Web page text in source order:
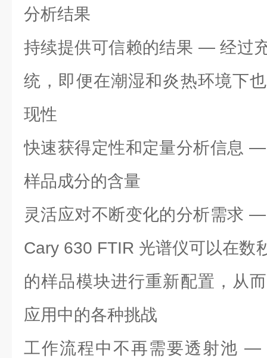
分析结果
持续提供可信赖的结果 — 经过
统，即便在潮湿和炎热环境下
现性
快速获得定性和定量分析信息
样品成分的含量
灵活应对不断变化的分析需求
Cary 630 FTIR 光谱仪可以在数
的样品模块进行重新配置，从
应用中的各种挑战
工作流程中不再需要透射池 —